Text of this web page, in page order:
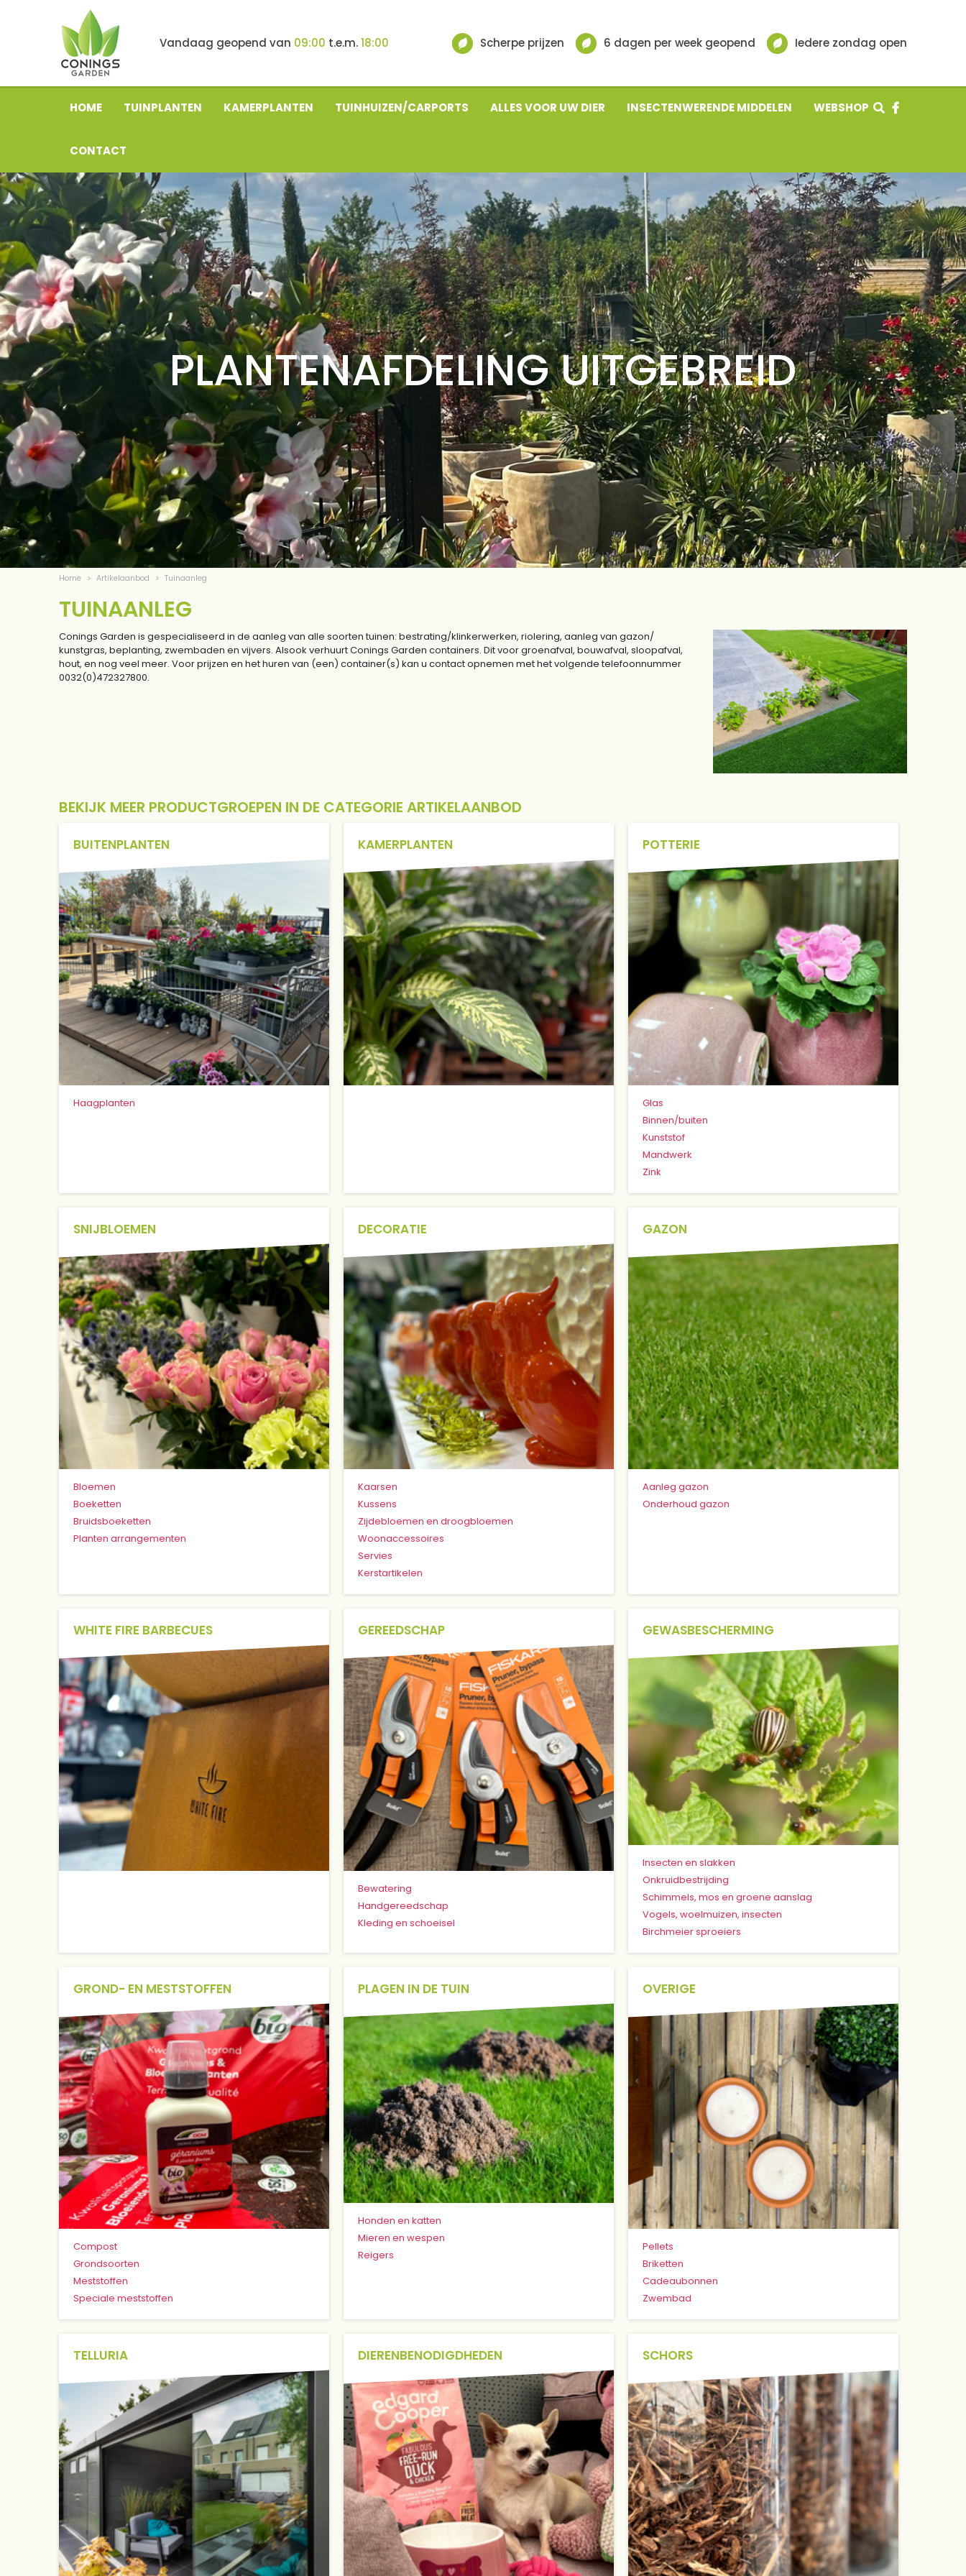
Vandaag geopend van 09:00 t.e.m.18:00 Scherpe prijzen 6 dagen per week geopend Iedere zondag open
HOME TUINPLANTEN KAMERPLANTEN TUINHUIZEN/CARPORTS ALLES VOOR UW DIER INSECTENWERENDE MIDDELEN WEBSHOP
CONTACT
PLANTENAFDELING UITGEBREID
Home > Artikelaanbod > Tuinaanleg
TUINAANLEG
Conings Garden is gespecialiseerd in de aanleg van alle soorten tuinen: bestrating/klinkerwerken, riolering, aanleg van gazon/
kunstgras, beplanting, zwembaden en vijvers. Alsook verhuurt Conings Garden containers. Dit voor groenafval, bouwafval, sloopafval,
hout, en nog veel meer. Voor prijzen en het huren van (een) container(s) kan u contact opnemen met het volgende telefoonnummer
0032(0)472327800.
BEKIJK MEER PRODUCTGROEPEN IN DE CATEGORIE ARTIKELAANBOD
BUITENPLANTEN
Haagplanten
KAMERPLANTEN POTTERIE
Glas
Binnen/buiten
Kunststof
Mandwerk
Zink
SNIJBLOEMEN
Bloemen
Boeketten
Bruidsboeketten
Planten arrangementen
DECORATIE
Kaarsen
Kussens
Zijdebloemen en droogbloemen
Woonaccessoires
Servies
Kerstartikelen
GAZON
Aanleg gazon
Onderhoud gazon
WHITE FIRE BARBECUES GEREEDSCHAP
Bewatering
Handgereedschap
Kleding en schoeisel
GEWASBESCHERMING
Insecten en slakken
Onkruidbestrijding
Schimmels, mos en groene aanslag
Vogels, woelmuizen, insecten
Birchmeier sproeiers
GROND- EN MESTSTOFFEN
Compost
Grondsoorten
Meststoffen
Speciale meststoffen
PLAGEN IN DE TUIN
Honden en katten
Mieren en wespen
Reigers
OVERIGE
Pellets
Briketten
Cadeaubonnen
Zwembad
TELLURIA DIERENBENODIGDHEDEN SCHORS